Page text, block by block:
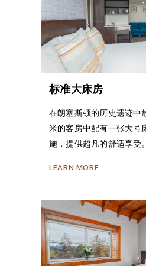
标准大床房
在朗塞斯顿的历史遗迹中
米的客房中配有一张大号
施，提供超凡的舒适享受。
LEARN MORE